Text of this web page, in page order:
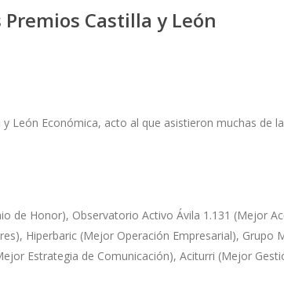
Castilla y León
León Económica, acto al que asistieron muchas de
de Honor), Observatorio Activo Ávila 1.131 (Mejor
Hiperbaric (Mejor Operación Empresarial), Grupo
Estrategia de Comunicación), Aciturri (Mejor